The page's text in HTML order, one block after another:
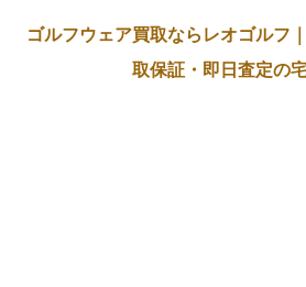
ゴルフウェア買取ならレオゴルフ
取保証・即日査定の